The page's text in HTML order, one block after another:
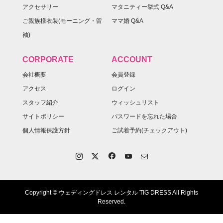
アクセサリー
ご親族様衣装(モーニング・留
袖)
マタニティー挙式 Q&A
ママ婚 Q&A
CORPORATE
会社概要
アクセス
スタッフ紹介
サイトポリシー
個人情報保護方針
ACCOUNT
会員登録
ログイン
ウィッシュリスト
パスワードを忘れた場合
ご試着予約(チェックアウト)
Copyright © ウェディングドレス レンタル TIG DRESS All Rights
Reserved.